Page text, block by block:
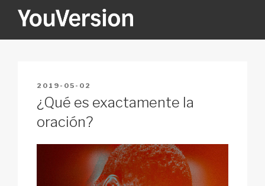
YOUVERSION
POSTED
ON
2019-05-02
¿Qué es exactamente la
oración?